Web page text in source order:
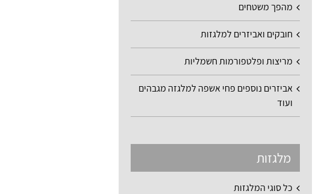
מהפך משטחים
חובקים ואביזרים למלגזות
מריצות ופלטפורמות חשמליות
אביזרים נוספים פחי אשפה למלגזה מגבהים
ועוד
מלגזות
כל סוגי המלגזות